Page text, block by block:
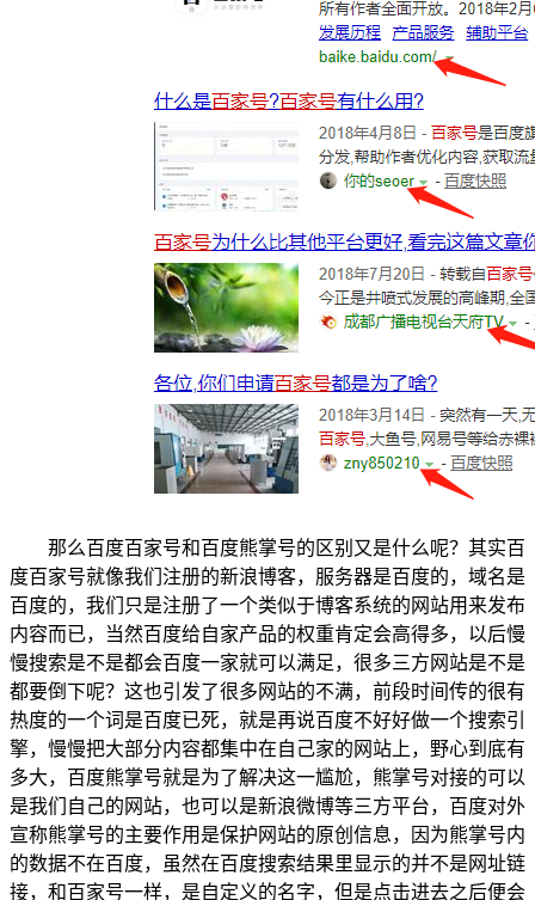
那么百度百家号和百度熊掌号的区别又是什么呢？其实百
度百家号就像我们注册的新浪博客，服务器是百度的，域名是
百度的，我们只是注册了一个类似于博客系统的网站用来发布
内容而已，当然百度给自家产品的权重肯定会高得多，以后慢
慢搜索是不是都会百度一家就可以满足，很多三方网站是不是
都要倒下呢？这也引发了很多网站的不满，前段时间传的很有
热度的一个词是百度已死，就是再说百度不好好做一个搜索引
擎，慢慢把大部分内容都集中在自己家的网站上，野心到底有
多大，百度熊掌号就是为了解决这一尴尬，熊掌号对接的可以
是我们自己的网站，也可以是新浪微博等三方平台，百度对外
宣称熊掌号的主要作用是保护网站的原创信息，因为熊掌号内
的数据不在百度，虽然在百度搜索结果里显示的并不是网址链
接，和百家号一样，是自定义的名字，但是点击进去之后便会